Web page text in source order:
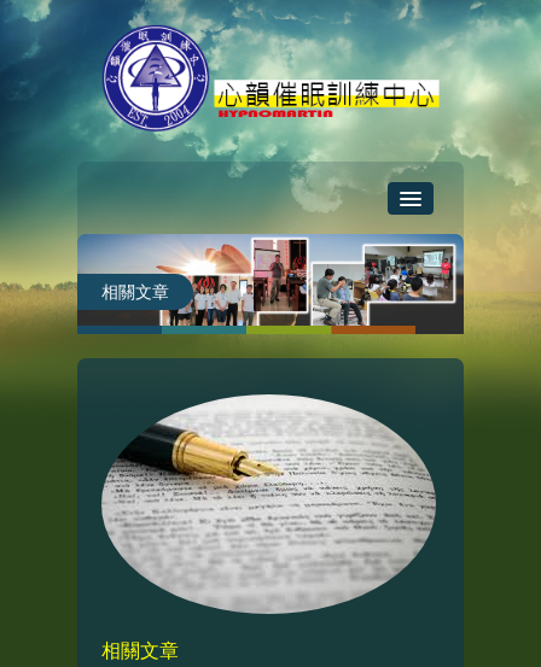
首頁
催眠資訊
催眠課程
線上教學
催眠研究
聯絡我們
相關文章
相關文章